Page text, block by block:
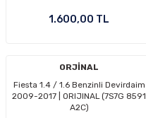
1.600,00 TL
ORJİNAL
Fiesta 1.4 / 1.6 Benzinli Devirdaim
2009-2017 | ORIJINAL (7S7G 8591
A2C)